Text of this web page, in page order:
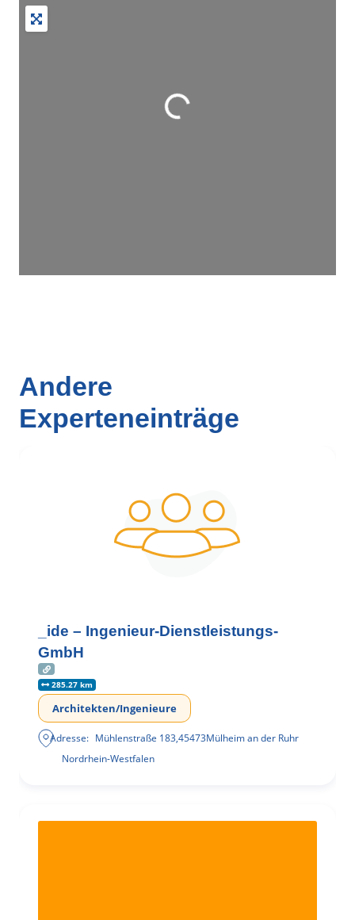
Wird geladen …
Andere
Experteneinträge
_ide – Ingenieur-Dienstleistungs-
GmbH
285.27 km
Architekten/Ingenieure
Adresse: Mühlenstraße 183,45473Mülheim an der Ruhr
Nordrhein-Westfalen